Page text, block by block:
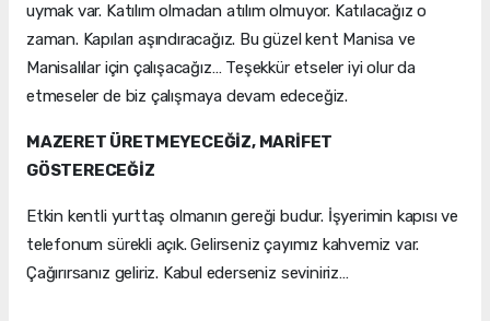
uymak var. Katılım olmadan atılım olmuyor. Katılacağız o
zaman. Kapıları aşındıracağız. Bu güzel kent Manisa ve
Manisalılar için çalışacağız… Teşekkür etseler iyi olur da
etmeseler de biz çalışmaya devam edeceğiz.
MAZERET ÜRETMEYECEĞİZ, MARİFET
GÖSTERECEĞİZ
Etkin kentli yurttaş olmanın gereği budur. İşyerimin kapısı ve
telefonum sürekli açık. Gelirseniz çayımız kahvemiz var.
Çağırırsanız geliriz. Kabul ederseniz seviniriz…